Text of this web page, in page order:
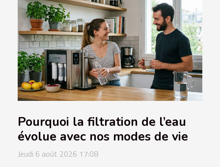
Pourquoi la filtration de l’eau
évolue avec nos modes de vie
Jeudi 6 août 2026 17:08